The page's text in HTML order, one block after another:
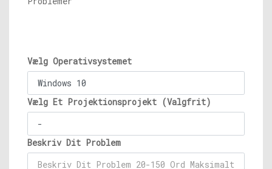
Vælg Operativsystemet
Vælg Et Projektionsprojekt (Valgfrit)
Beskriv Dit Problem